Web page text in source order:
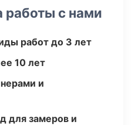
с нами
работ до 3 лет
10 лет
и
для замеров и